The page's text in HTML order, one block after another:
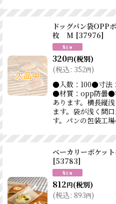
ドッグパン袋
枚 M [37976]
320円(税別)
(税込: 352円)
●入数：100●寸法
●材質：opp防曇●
あります。横長縦
ます。袋が浅く間
す。パンの包装工
ベーカリーポケ
[53783]
812円(税別)
(税込: 893円)